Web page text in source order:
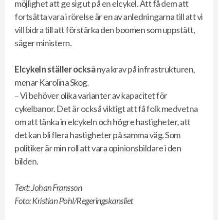
möjlighet att ge sig ut på en elcykel. Att få dem att
fortsätta vara i rörelse är en av anledningarna till att vi
vill bidra till att förstärka den boomen som uppstått,
säger ministern.
Elcykeln ställer ocksånya krav på infrastrukturen,
menar Karolina Skog.
– Vi behöver olika varianter av kapacitet för
cykelbanor. Det är också viktigt att få folk medvetna
om att tänka in elcykeln och högre hastigheter, att
det kan bli flera hastigheter på samma väg. Som
politiker är min roll att vara opinionsbildare i den
bilden.
Text: Johan Fransson
Foto: Kristian Pohl/Regeringskansliet